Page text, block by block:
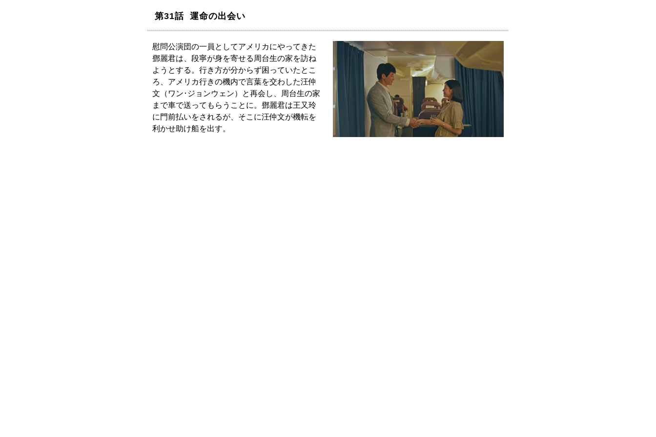
第31話 運命の出会い
慰問公演団の一員としてアメリカにやってきた
鄧麗君は、段寧が身を寄せる周台生の家を訪ね
ようとする。行き方が分からず困っていたとこ
ろ、アメリカ行きの機内で言葉を交わした汪仲
文（ワン･ジョンウェン）と再会し、周台生の家
まで車で送ってもらうことに。鄧麗君は王又玲
に門前払いをされるが、そこに汪仲文が機転を
利かせ助け船を出す。